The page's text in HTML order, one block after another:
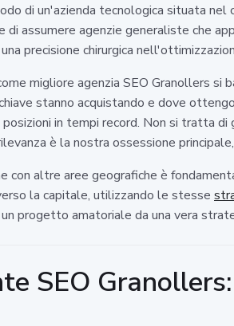
di un'azienda tecnologica situata
assumere agenzie generaliste che
precisione chirurgica
migliore agenzia SEO Granollers
stanno acquistando e dove
in tempi record. Non si tratta
è la nostra ossessione
con altre aree geografiche è
la capitale, utilizzando le stesse
progetto amatoriale da una vera
SEO